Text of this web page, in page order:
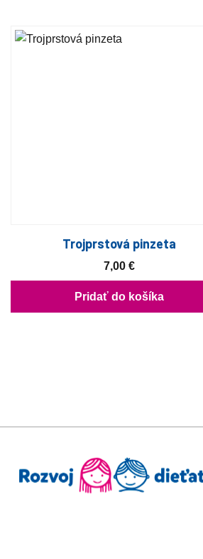
Trojprstová pinzeta
7,00 €
Pridať do košíka